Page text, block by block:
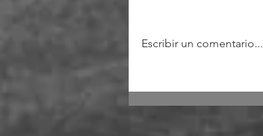
Escribir un comentario...